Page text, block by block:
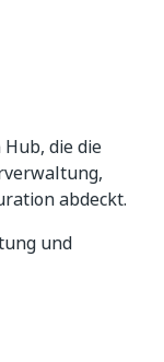
die die
abdeckt.
und